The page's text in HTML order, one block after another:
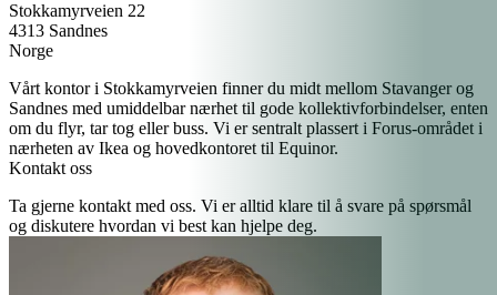
Stokkamyrveien 22
4313 Sandnes
Norge
Vårt kontor i Stokkamyrveien finner du midt mellom Stavanger og
Sandnes med umiddelbar nærhet til gode kollektivforbindelser, enten
om du flyr, tar tog eller buss. Vi er sentralt plassert i Forus-området i
nærheten av Ikea og hovedkontoret til Equinor.
Kontakt oss
Ta gjerne kontakt med oss. Vi er alltid klare til å svare på spørsmål
og diskutere hvordan vi best kan hjelpe deg.